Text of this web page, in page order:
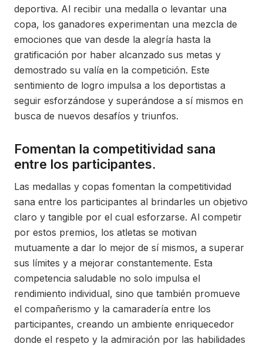
deportiva. Al recibir una medalla o levantar una
copa, los ganadores experimentan una mezcla de
emociones que van desde la alegría hasta la
gratificación por haber alcanzado sus metas y
demostrado su valía en la competición. Este
sentimiento de logro impulsa a los deportistas a
seguir esforzándose y superándose a sí mismos en
busca de nuevos desafíos y triunfos.
Fomentan la competitividad sana
entre los participantes.
Las medallas y copas fomentan la competitividad
sana entre los participantes al brindarles un objetivo
claro y tangible por el cual esforzarse. Al competir
por estos premios, los atletas se motivan
mutuamente a dar lo mejor de sí mismos, a superar
sus límites y a mejorar constantemente. Esta
competencia saludable no solo impulsa el
rendimiento individual, sino que también promueve
el compañerismo y la camaradería entre los
participantes, creando un ambiente enriquecedor
donde el respeto y la admiración por las habilidades